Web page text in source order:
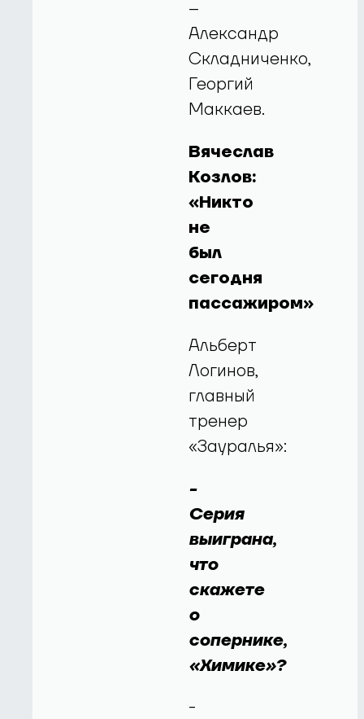
–
Александр
Складниченко,
Георгий
Маккаев.
Вячеслав
Козлов:
«Никто
не
был
сегодня
пассажиром»
Альберт
Логинов,
главный
тренер
«Зауралья»:
-
Серия
выиграна,
что
скажете
о
сопернике,
«Химике»?
-